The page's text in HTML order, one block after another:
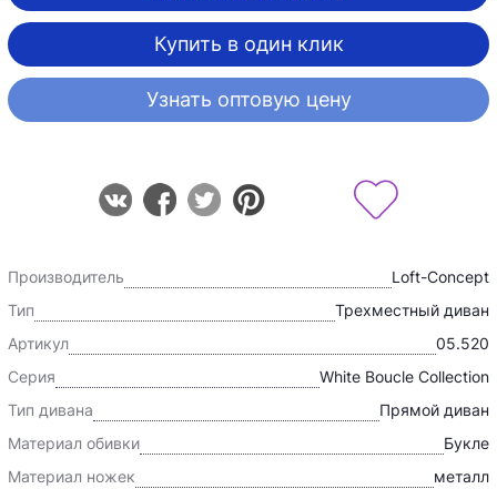
Купить в один клик
Узнать оптовую цену
Производитель
Loft-Concept
Тип
Трехместный диван
Артикул
05.520
Серия
White Boucle Collection
Тип дивана
Прямой диван
Материал обивки
Букле
Материал ножек
металл